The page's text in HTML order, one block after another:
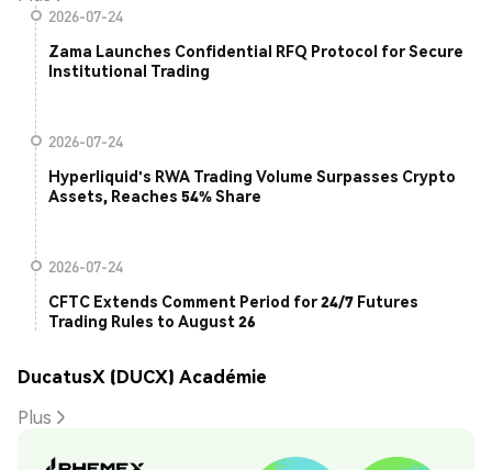
2026-07-24
Zama Launches Confidential RFQ Protocol for Secure
Institutional Trading
2026-07-24
Hyperliquid's RWA Trading Volume Surpasses Crypto
Assets, Reaches 54% Share
2026-07-24
CFTC Extends Comment Period for 24/7 Futures
Trading Rules to August 26
DucatusX (DUCX) Académie
Plus